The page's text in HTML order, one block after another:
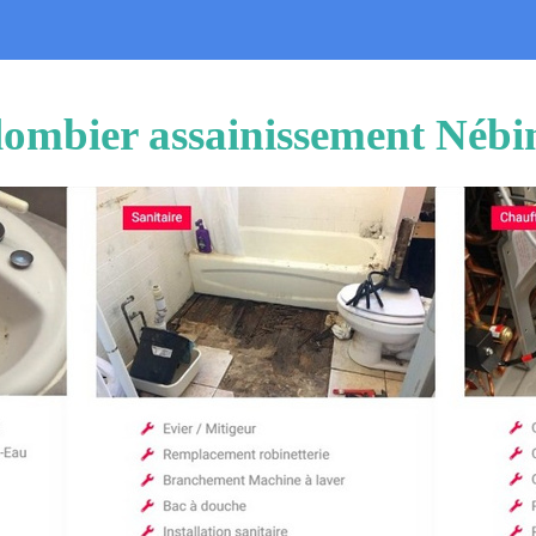
assainissement